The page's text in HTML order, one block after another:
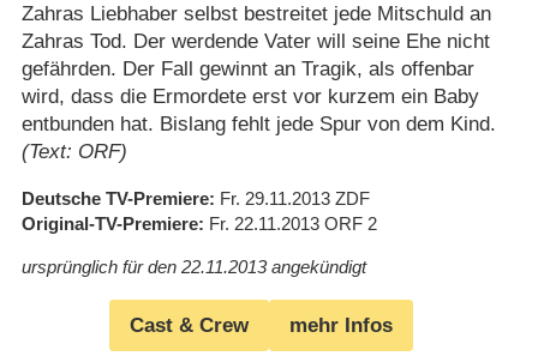
Zahras Liebhaber selbst bestreitet jede Mitschuld an
Zahras Tod. Der werdende Vater will seine Ehe nicht
gefährden. Der Fall gewinnt an Tragik, als offenbar
wird, dass die Ermordete erst vor kurzem ein Baby
entbunden hat. Bislang fehlt jede Spur von dem Kind.
(Text: ORF)
Deutsche TV-Premiere Fr. 29.11.2013 ZDF
Original-TV-Premiere Fr. 22.11.2013 ORF 2
ursprünglich für den 22.11.2013 angekündigt
Cast & Crew mehr Infos